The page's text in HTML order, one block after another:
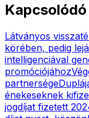
Látványos
körében, pedig
intelligenciával
promóciójához
partnersége
énekeseknek
jogdíjat fizetett